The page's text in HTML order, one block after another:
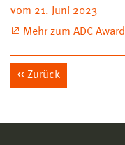
vom 21. Juni 2023
Mehr zum ADC Award
Zurück